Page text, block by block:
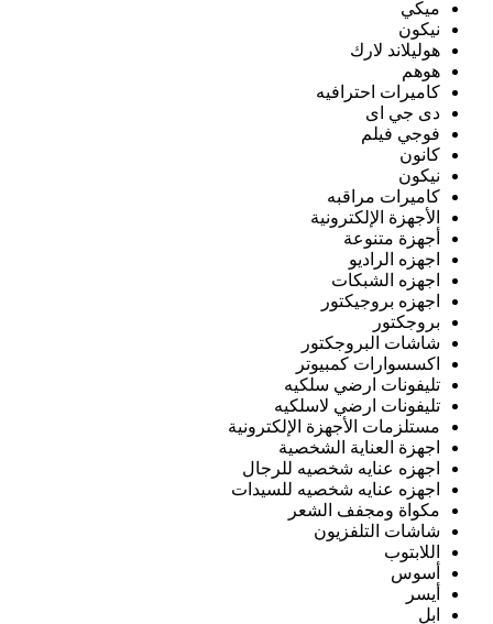
ميكي
نيكون
هوليلاند لارك
هوهم
كاميرات احترافيه
دى جي اى
فوجي فيلم
كانون
نيكون
كاميرات مراقبه
الأجهزة الإلكترونية
أجهزة متنوعة
اجهزه الراديو
اجهزه الشبكات
اجهزه بروجيكتور
بروجكتور
شاشات البروجكتور
اكسسوارات كمبيوتر
تليفونات ارضي سلكيه
تليفونات ارضي لاسلكيه
مستلزمات الأجهزة الإلكترونية
اجهزة العناية الشخصية
اجهزه عنايه شخصيه للرجال
اجهزه عنايه شخصيه للسيدات
مكواة ومجفف الشعر
شاشات التلفزيون
اللابتوب
أسوس
أيسر
ابل